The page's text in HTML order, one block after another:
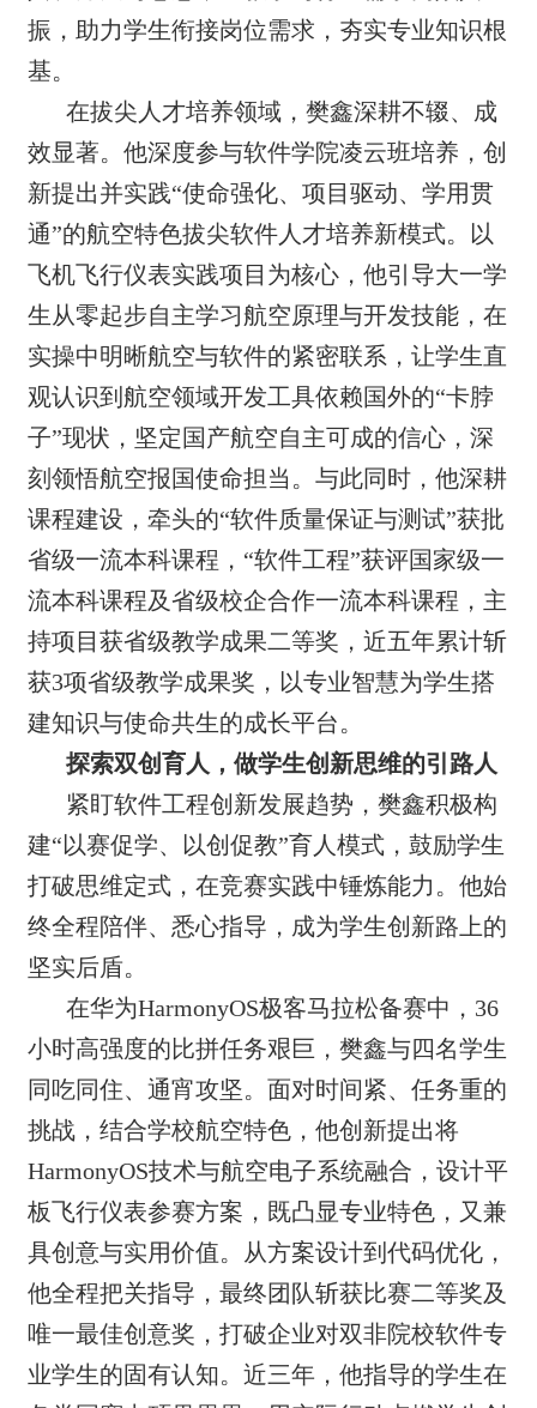
振，助力学生衔接岗位需求，夯实专业知识根
基。
在拔尖人才培养领域，樊鑫深耕不辍、成
效显著。他深度参与软件学院凌云班培养，创
新提出并实践“使命强化、项目驱动、学用贯
通”的航空特色拔尖软件人才培养新模式。以
飞机飞行仪表实践项目为核心，他引导大一学
生从零起步自主学习航空原理与开发技能，在
实操中明晰航空与软件的紧密联系，让学生直
观认识到航空领域开发工具依赖国外的“卡脖
子”现状，坚定国产航空自主可成的信心，深
刻领悟航空报国使命担当。与此同时，他深耕
课程建设，牵头的“软件质量保证与测试”获批
省级一流本科课程，“软件工程”获评国家级一
流本科课程及省级校企合作一流本科课程，主
持项目获省级教学成果二等奖，近五年累计斩
获3项省级教学成果奖，以专业智慧为学生搭
建知识与使命共生的成长平台。
探索双创育人，做学生创新思维的引路人
紧盯软件工程创新发展趋势，樊鑫积极构
建“以赛促学、以创促教”育人模式，鼓励学生
打破思维定式，在竞赛实践中锤炼能力。他始
终全程陪伴、悉心指导，成为学生创新路上的
坚实后盾。
在华为HarmonyOS极客马拉松备赛中，36
小时高强度的比拼任务艰巨，樊鑫与四名学生
同吃同住、通宵攻坚。面对时间紧、任务重的
挑战，结合学校航空特色，他创新提出将
HarmonyOS技术与航空电子系统融合，设计平
板飞行仪表参赛方案，既凸显专业特色，又兼
具创意与实用价值。从方案设计到代码优化，
他全程把关指导，最终团队斩获比赛二等奖及
唯一最佳创意奖，打破企业对双非院校软件专
业学生的固有认知。近三年，他指导的学生在